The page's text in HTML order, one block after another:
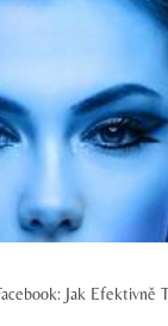
Jak Efektivně